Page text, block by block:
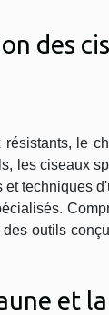
des
le
les ciseaux
techniques
outils
et